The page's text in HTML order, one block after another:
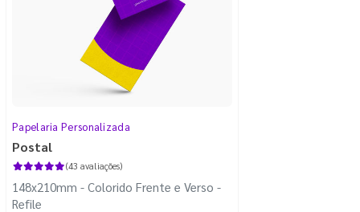
Papelaria Personalizada
Postal
(43 avaliações)
148x210mm - Colorido Frente e Verso -
Refile